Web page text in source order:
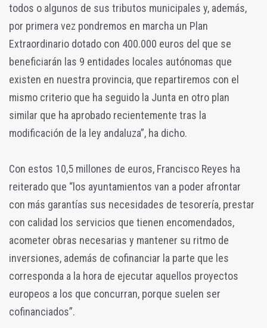
todos o algunos de sus tributos municipales y, además,
por primera vez pondremos en marcha un Plan
Extraordinario dotado con 400.000 euros del que se
beneficiarán las 9 entidades locales autónomas que
existen en nuestra provincia, que repartiremos con el
mismo criterio que ha seguido la Junta en otro plan
similar que ha aprobado recientemente tras la
modificación de la ley andaluza”, ha dicho.
Con estos 10,5 millones de euros, Francisco Reyes ha
reiterado que “los ayuntamientos van a poder afrontar
con más garantías sus necesidades de tesorería, prestar
con calidad los servicios que tienen encomendados,
acometer obras necesarias y mantener su ritmo de
inversiones, además de cofinanciar la parte que les
corresponda a la hora de ejecutar aquellos proyectos
europeos a los que concurran, porque suelen ser
cofinanciados”.